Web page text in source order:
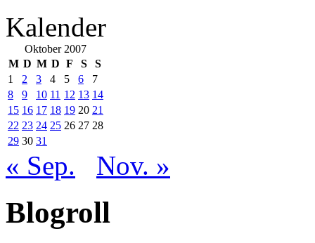
Kalender
Oktober 2007
M D M D F S
S
1
2 3 4 5 6
7
8
9 10 11 12 13 14
15 16 17 18 19 20 21
22 23 24 25 26 27 28
29 30 31
« Sep. Nov. »
Blogroll